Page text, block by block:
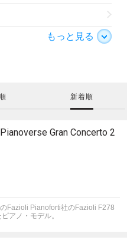
もっと見る
新着順
Pianoverse Gran Concerto 2
Fazioli Pianoforti社のFazioli F278
アノ・モデル。